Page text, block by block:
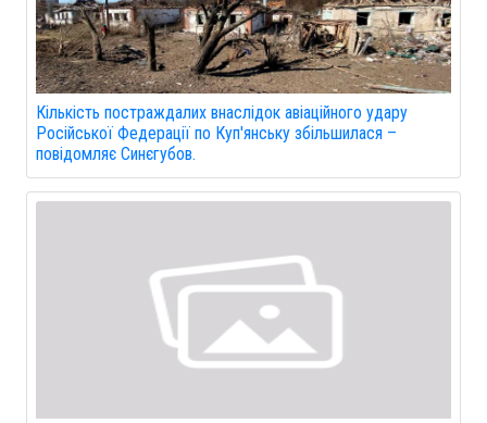
Кількість постраждалих внаслідок авіаційного удару
Російської Федерації по Куп'янську збільшилася –
повідомляє Синєгубов.